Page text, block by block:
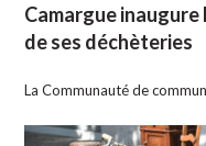
Camargue
de ses déchèteries
La Communauté de